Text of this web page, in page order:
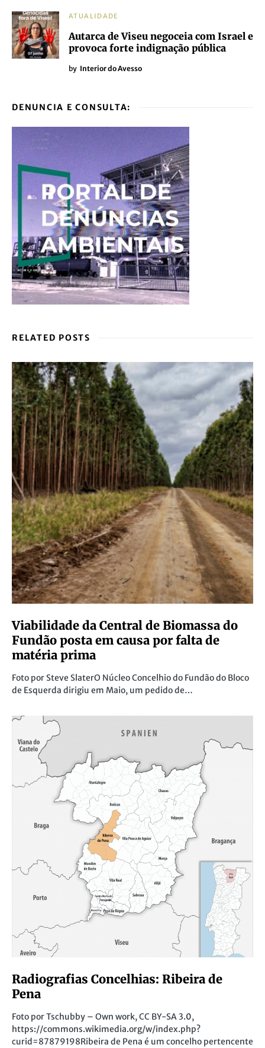
ATUALIDADE
Autarca de Viseu negoceia com Israel e
provoca forte indignação pública
by Interior do Avesso
DENUNCIA E CONSULTA:
RELATED POSTS
Viabilidade da Central de Biomassa do
Fundão posta em causa por falta de
matéria prima
Foto por Steve SlaterO Núcleo Concelhio do Fundão do Bloco
de Esquerda dirigiu em Maio, um pedido de…
Radiografias Concelhias: Ribeira de
Pena
Foto por Tschubby – Own work, CC BY-SA 3.0,
https://commons.wikimedia.org/w/index.php?
curid=87879198Ribeira de Pena é um concelho pertencente